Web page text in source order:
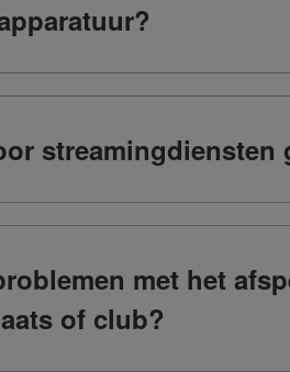
streamingdiensten
met het
of club?